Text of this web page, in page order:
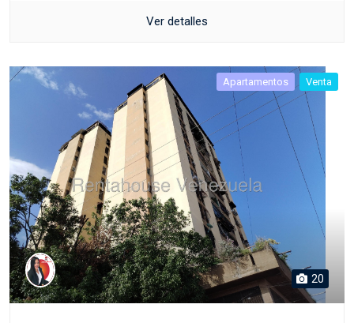
Ver detalles
Apartamentos Venta
20